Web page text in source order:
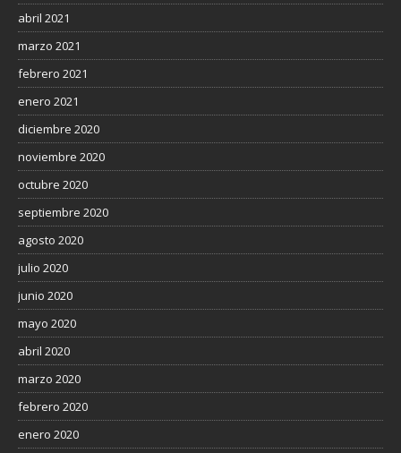
abril 2021
marzo 2021
febrero 2021
enero 2021
diciembre 2020
noviembre 2020
octubre 2020
septiembre 2020
agosto 2020
julio 2020
junio 2020
mayo 2020
abril 2020
marzo 2020
febrero 2020
enero 2020